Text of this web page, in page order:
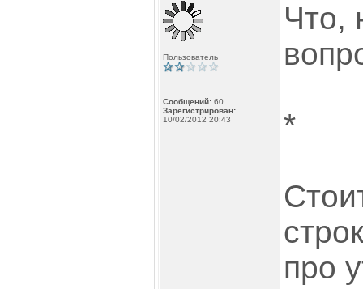
Пользователь
Сообщений: 60
Зарегистрирован:
10/02/2012 20:43
Что,
*
про